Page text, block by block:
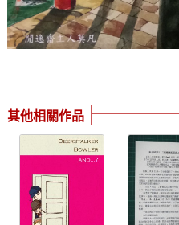
其他相關作品